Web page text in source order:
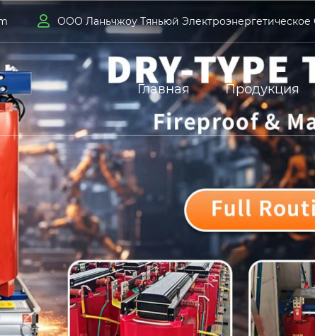
 ООО Ланьчжоу Тяньюй Электроэнергетическое
Главная Продукция